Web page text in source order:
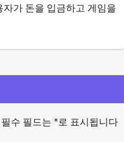
가 돈을 입금하고 게임을
필수 필드는 * 로 표시됩니다